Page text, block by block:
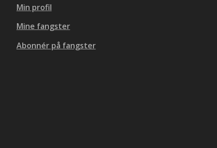
Min profil
Mine fangster
Abonnér på fangster